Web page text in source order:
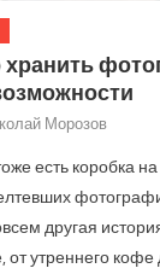
хранить
Морозов
есть коробка
другая
от утреннего